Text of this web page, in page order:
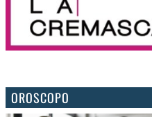
OROSCOPO